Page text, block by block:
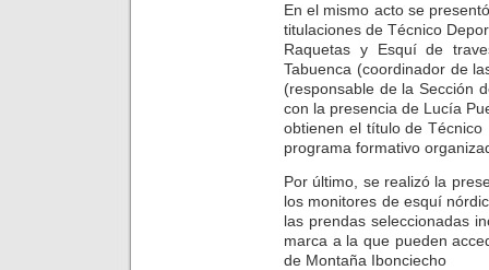
En el mismo acto se
titulaciones de Técnico
Raquetas y Esquí de
Tabuenca (coordinador de
(responsable de la Sección
con la presencia de Lucía
obtienen el título de
programa formativo
Por último, se realizó la
los monitores de esquí
las prendas seleccionadas
marca a la que pueden
de Montaña Ibonciecho